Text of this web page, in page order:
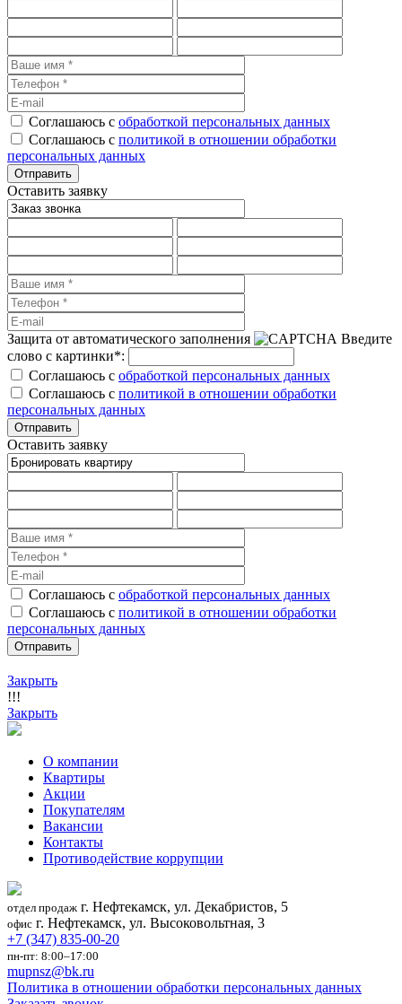
Соглашаюсь с обработкой персональных данных
Соглашаюсь с политикой в отношении обработки
персональных данных
Оставить заявку
Защита от автоматического заполнения
Введите
слово с картинки*:
Соглашаюсь с обработкой персональных данных
Соглашаюсь с политикой в отношении обработки
персональных данных
Оставить заявку
Соглашаюсь с обработкой персональных данных
Соглашаюсь с политикой в отношении обработки
персональных данных
Закрыть
!!!
Закрыть
О компании
Квартиры
Акции
Покупателям
Вакансии
Контакты
Противодействие коррупции
отдел продаж г. Нефтекамск, ул. Декабристов, 5
офис г. Нефтекамск, ул. Высоковольтная, 3
+7 (347) 835-00-20
пн-пт: 8:00–17:00
mupnsz@bk.ru
Политика в отношении обработки персональных данных